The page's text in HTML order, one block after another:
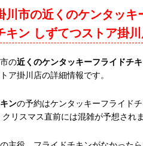
川市の近くのケンタッ
キン しずてつストア掛
の近くのケンタッキーフライドチ
ア掛川店の詳細情報です。
ンの予約はケンタッキーフライド
リスマス直前には混雑が予想されま